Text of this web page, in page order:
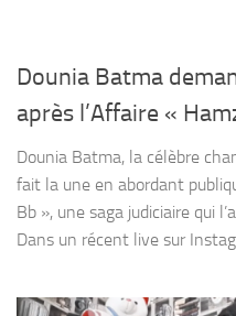
Dounia Batma
après l’Affaire «
Dounia Batma, la célèbre
fait la une en abordant
Bb », une saga judiciaire qui
Dans un récent live sur